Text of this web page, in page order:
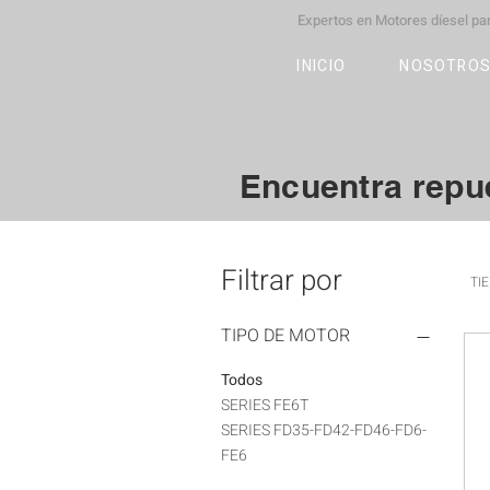
Expertos en Motores díesel
INICIO NOSOTROS
Encuentra
Filtrar por
TIPO DE MOTOR
Todos
SERIES FE6T
SERIES FD35-FD42-FD46-FD6-
FE6